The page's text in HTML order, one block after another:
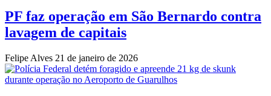
PF faz operação em São Bernardo contra
lavagem de capitais
Felipe Alves 21 de janeiro de 2026